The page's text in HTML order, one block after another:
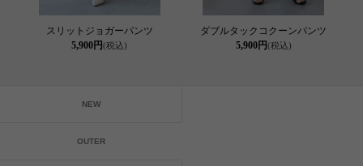
スリットジョガーパンツ
5,900円(税込)
ダブルタックコクーンパンツ
5,900円(税込)
NEW
OUTER